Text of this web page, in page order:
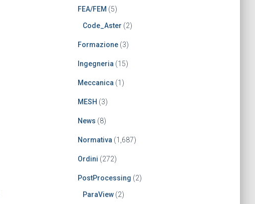
FEA/FEM (5)
Code_Aster (2)
Formazione(3)
Ingegneria (15)
Meccanica (1)
MESH (3)
News (8)
Normativa (1,687)
Ordini (272)
PostProcessing (2)
ParaView(2)